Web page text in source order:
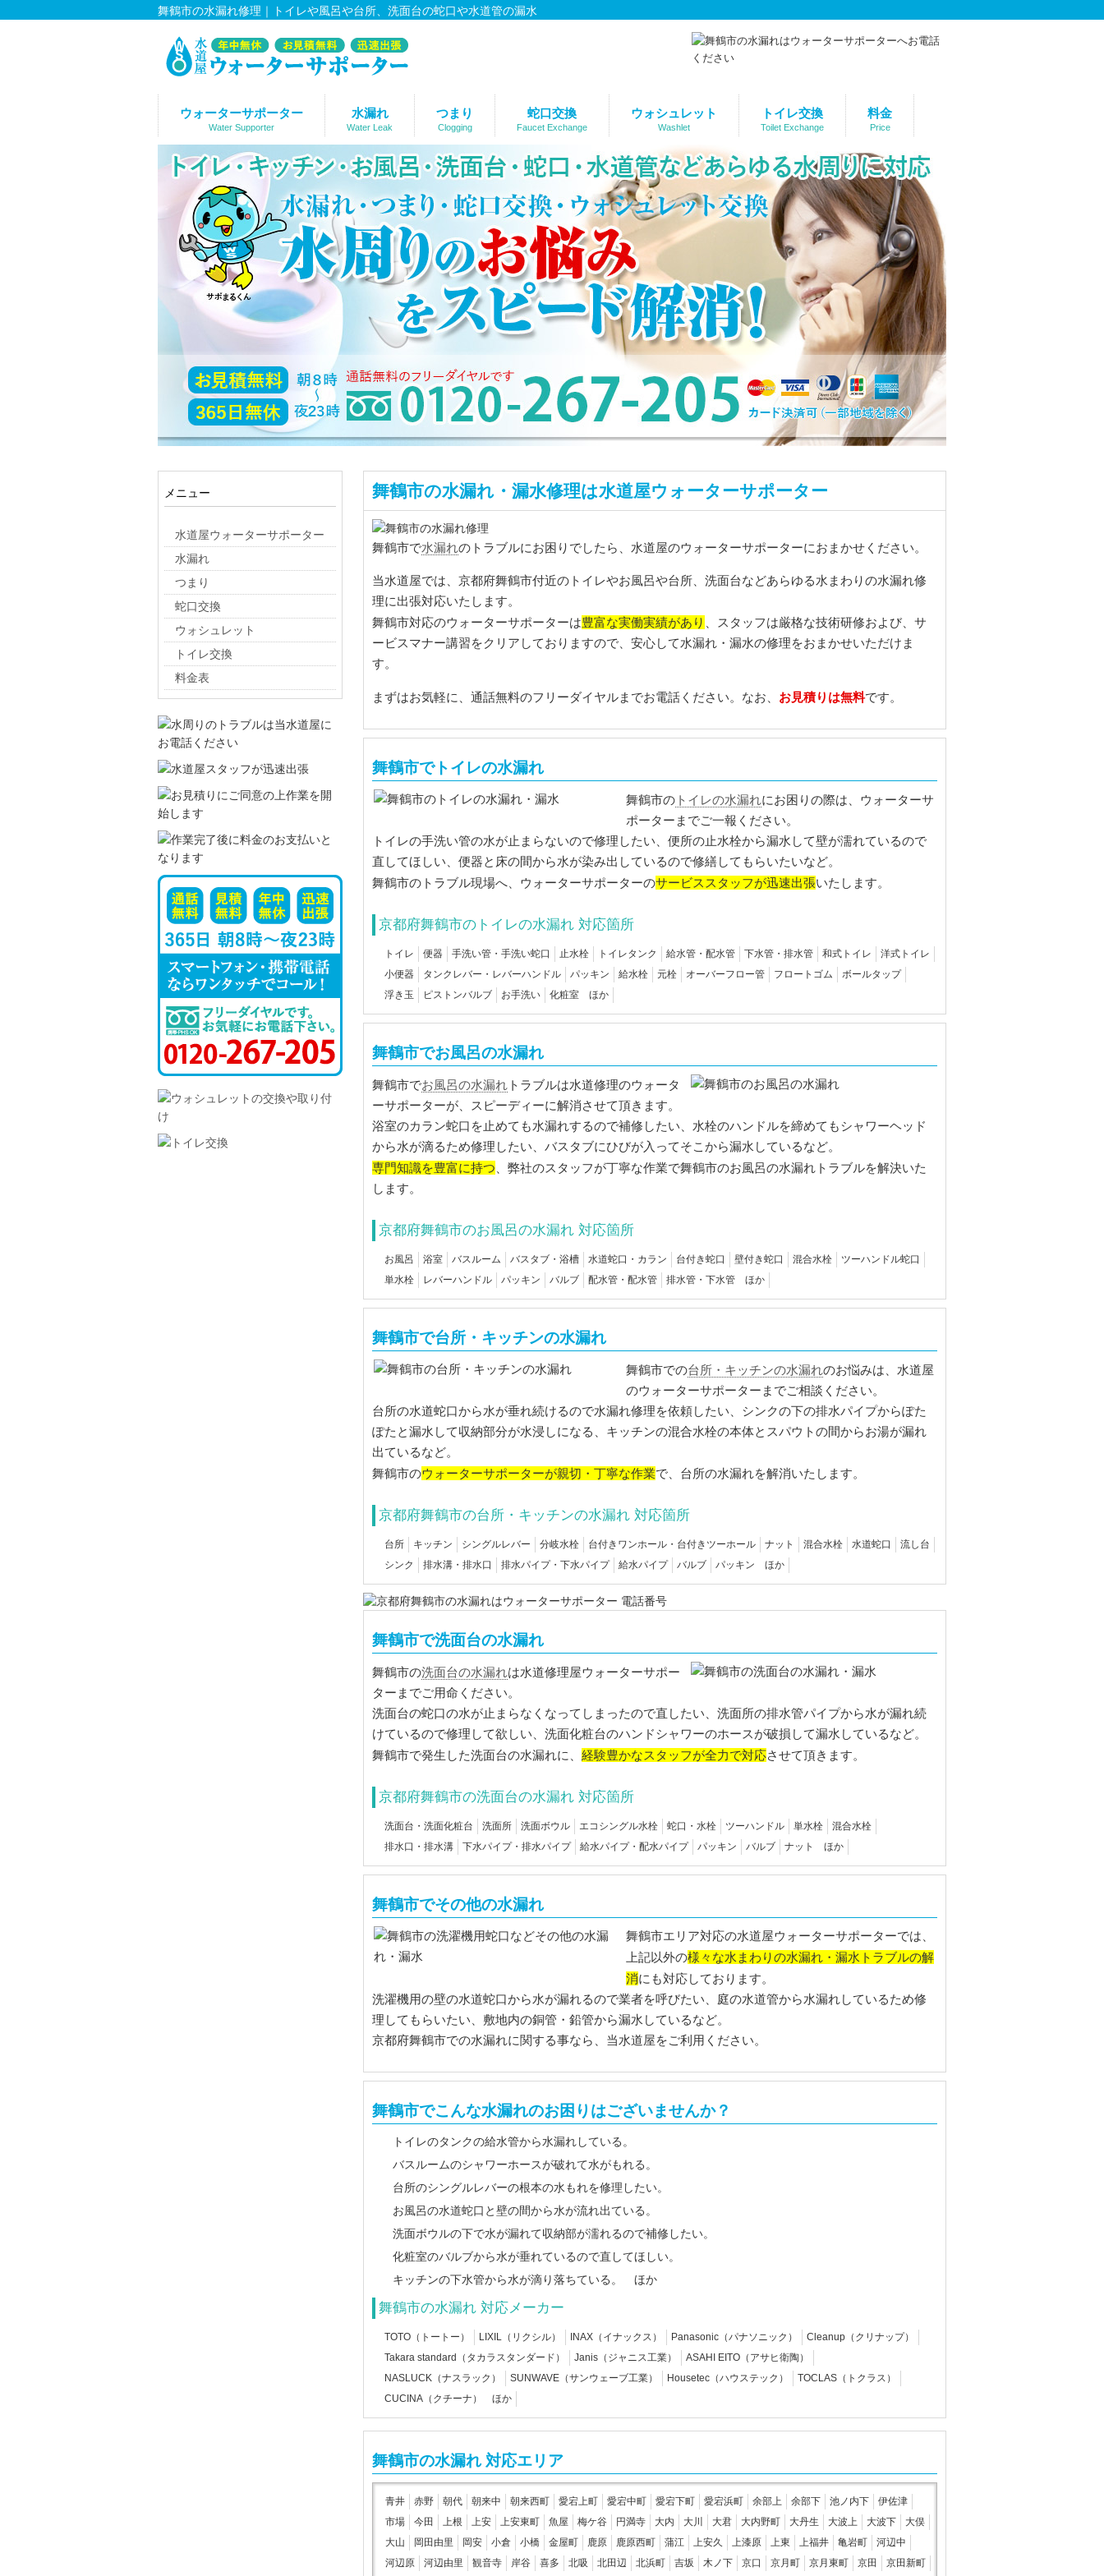
舞鶴市の水漏れ修理｜トイレや風呂や台所、洗面台の蛇口や水道管の漏水
ウォーターサポーター
Water Supporter
水漏れ
Water Leak
つまり
Clogging
蛇口交換
Faucet Exchange
ウォシュレット
Washlet
トイレ交換
Toilet Exchange
料金
Price
舞鶴市の水漏れ・漏水修理は水道屋ウォーターサポーター
舞鶴市で水漏れのトラブルにお困りでしたら、水道屋のウォーターサポーターにおまかせください。
当水道屋では、京都府舞鶴市付近のトイレやお風呂や台所、洗面台などあらゆる水まわりの水漏れ修
理に出張対応いたします。
舞鶴市対応のウォーターサポーターは豊富な実働実績があり
、スタッフは厳格な技術研修および、サ
ービスマナー講習をクリアしておりますので、安心して水漏れ・漏水の修理をおまかせいただけま
す。
まずはお気軽に、通話無料のフリーダイヤルまでお電話ください。なお、 お見積りは無料です。
舞鶴市でトイレの水漏れ
舞鶴市の トイレの水漏れにお困りの際は、ウォーターサ
ポーターまでご一報ください。
トイレの手洗い管の水が止まらないので修理したい、便所の止水栓から漏水して壁が濡れているので
直してほしい、便器と床の間から水が染み出しているので修繕してもらいたいなど。
舞鶴市のトラブル現場へ、ウォーターサポーターのサービススタッフが迅速出張いたします。
京都府舞鶴市のトイレの水漏れ 対応箇所
トイレ 便器 手洗い管・手洗い蛇口 止水栓 トイレタンク 給水管・配水管 下水管・排水管 和式トイレ
洋式トイレ
小便器
タンクレバー・レバーハンドル パッキン 給水栓 元栓 オーバーフロー管 フロートゴム
ボールタップ
浮き玉
ピストンバルブ お手洗い 化粧室 ほか
舞鶴市でお風呂の水漏れ
舞鶴市でお風呂の水漏れ トラブルは水道修理のウォータ
ーサポーターが、スピーディーに解消させて頂きます。
浴室のカラン蛇口を止めても水漏れするので補修したい、水栓のハンドルを締めてもシャワーヘッド
から水が滴るため修理したい、バスタブにひびが入ってそこから漏水しているなど。
専門知識を豊富に持つ 、弊社のスタッフが丁寧な作業で舞鶴市のお風呂の水漏れトラブルを解決いた
します。
京都府舞鶴市のお風呂の水漏れ 対応箇所
お風呂 浴室 バスルーム バスタブ・浴槽 水道蛇口・カラン 台付き蛇口 壁付き蛇口 混合水栓
ツーハンドル蛇口
単水栓
レバーハンドル パッキン バルブ 配水管・配水管 排水管・下水管 ほか
舞鶴市で台所・キッチンの水漏れ
舞鶴市での台所・キッチンの水漏れのお悩みは、水道屋
のウォーターサポーターまでご相談ください。
台所の水道蛇口から水が垂れ続けるので水漏れ修理を依頼したい、シンクの下の排水パイプからぽた
ぽたと漏水して収納部分が水浸しになる、キッチンの混合水栓の本体とスパウトの間からお湯が漏れ
出ているなど。
舞鶴市のウォーターサポーターが親切・丁寧な作業で、台所の水漏れを解消いたします。
京都府舞鶴市の台所・キッチンの水漏れ 対応箇所
台所 キッチン シングルレバー 分岐水栓 台付きワンホール・台付きツーホール ナット 混合水栓 水道蛇口
流し台
シンク
排水溝・排水口 排水パイプ・下水パイプ 給水パイプ バルブ パッキン ほか
舞鶴市で洗面台の水漏れ
舞鶴市の洗面台の水漏れは水道修理屋ウォーターサポー
ターまでご用命ください。
洗面台の蛇口の水が止まらなくなってしまったので直したい、洗面所の排水管パイプから水が漏れ続
けているので修理して欲しい、洗面化粧台のハンドシャワーのホースが破損して漏水しているなど。
舞鶴市で発生した洗面台の水漏れに、 経験豊かなスタッフが全力で対応させて頂きます。
京都府舞鶴市の洗面台の水漏れ 対応箇所
洗面台・洗面化粧台 洗面所 洗面ボウル エコシングル水栓 蛇口・水栓 ツーハンドル 単水栓
混合水栓
排水口・排水溝
下水パイプ・排水パイプ 給水パイプ・配水パイプ パッキン バルブ ナット ほか
舞鶴市でその他の水漏れ
舞鶴市エリア対応の水道屋ウォーターサポーターでは、
上記以外の様々な水まわりの水漏れ・漏水トラブルの解
消にも対応しております。
洗濯機用の壁の水道蛇口から水が漏れるので業者を呼びたい、庭の水道管から水漏れしているため修
理してもらいたい、敷地内の銅管・鉛管から漏水しているなど。
京都府舞鶴市での水漏れに関する事なら、当水道屋をご利用ください。
舞鶴市でこんな水漏れのお困りはございませんか？
トイレのタンクの給水管から水漏れしている。
バスルームのシャワーホースが破れて水がもれる。
台所のシングルレバーの根本の水もれを修理したい。
お風呂の水道蛇口と壁の間から水が流れ出ている。
洗面ボウルの下で水が漏れて収納部が濡れるので補修したい。
化粧室のバルブから水が垂れているので直してほしい。
キッチンの下水管から水が滴り落ちている。 ほか
舞鶴市の水漏れ 対応メーカー
TOTO（トートー） LIXIL（リクシル） INAX（イナックス） Panasonic（パナソニック）
Cleanup（クリナップ）
Takara standard（タカラスタンダード）
Janis（ジャニス工業）
ASAHI EITO（アサヒ衛陶）
NASLUCK（ナスラック）
SUNWAVE（サンウェーブ工業） Housetec（ハウステック）
TOCLAS（トクラス）
CUCINA（クチーナ） ほか
舞鶴市の水漏れ 対応エリア
青井 赤野 朝代 朝来中 朝来西町 愛宕上町 愛宕中町 愛宕下町 愛宕浜町 余部上 余部下 池ノ内下
伊佐津
市場
今田 上根 上安 上安東町 魚屋 梅ケ谷 円満寺 大内 大川 大君 大内野町 大丹生 大波上 大波下
大俣
大山
岡田由里 岡安 小倉 小橋 金屋町 鹿原 鹿原西町 蒲江 上安久 上漆原 上東 上福井 亀岩町
河辺中
河辺原
河辺由里 観音寺 岸谷 喜多 北吸 北田辺 北浜町 吉坂 木ノ下 京口 京月町 京月東町 京田 京田新町
メニュー
水道屋ウォーターサポーター
水漏れ
つまり
蛇口交換
ウォシュレット
トイレ交換
料金表